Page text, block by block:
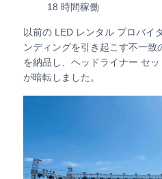
SMD LEDスクリーン
屋外用LEDディスプレイボ
18 時間稼働
以前の LED レンタル プロバイ
ンディングを引き起こす不一
を納品し、ヘッドライナー セ
が暗転しました。